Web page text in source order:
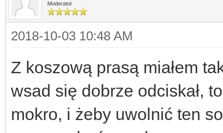
Moderator
2018-10-03 10:48 AM
Z koszową prasą miałem
wsad się dobrze odciskał,
mokro, i żeby uwolnić ten